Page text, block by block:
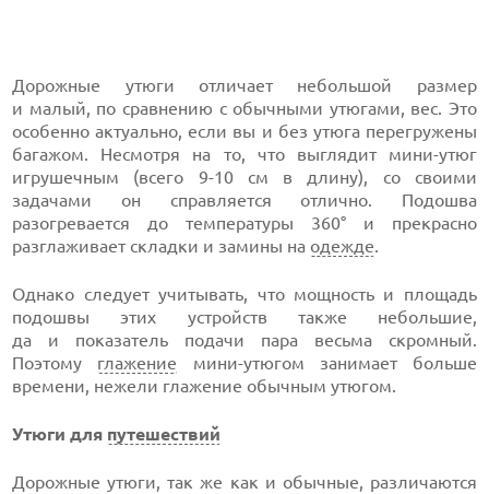
Дорожные утюги отличает небольшой размер
и малый, по сравнению с обычными утюгами, вес. Это
особенно актуально, если вы и без утюга перегружены
багажом. Несмотря на то, что выглядит мини-утюг
игрушечным (всего 9-10 см в длину), со своими
задачами он справляется отлично. Подошва
разогревается до температуры 360° и прекрасно
разглаживает складки и замины на одежде.
Однако следует учитывать, что мощность и площадь
подошвы этих устройств также небольшие,
да и показатель подачи пара весьма скромный.
Поэтому глажение мини-утюгом занимает больше
времени, нежели глажение обычным утюгом.
Утюги для путешествий
Дорожные утюги, так же как и обычные, различаются